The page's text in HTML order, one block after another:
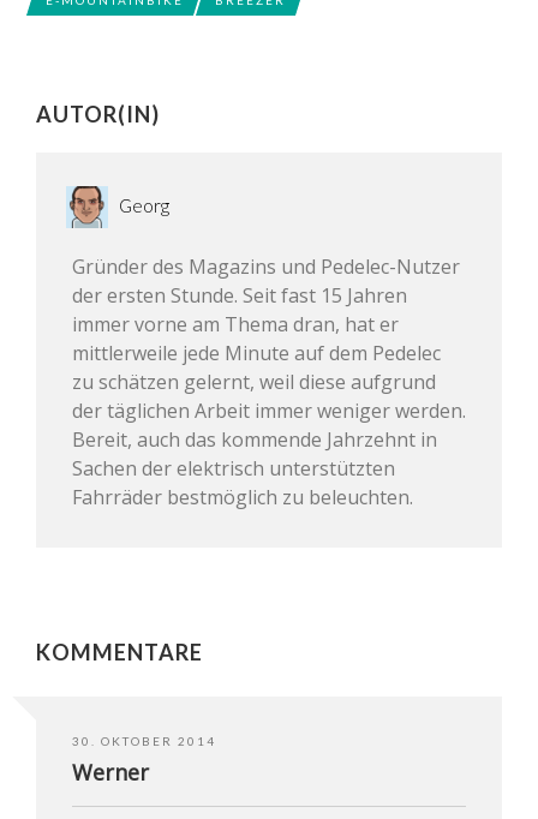
AUTOR(IN)
Georg
Gründer des Magazins und Pedelec-Nutzer
der ersten Stunde. Seit fast 15 Jahren
immer vorne am Thema dran, hat er
mittlerweile jede Minute auf dem Pedelec
zu schätzen gelernt, weil diese aufgrund
der täglichen Arbeit immer weniger werden.
Bereit, auch das kommende Jahrzehnt in
Sachen der elektrisch unterstützten
Fahrräder bestmöglich zu beleuchten.
KOMMENTARE
30. OKTOBER 2014
Werner